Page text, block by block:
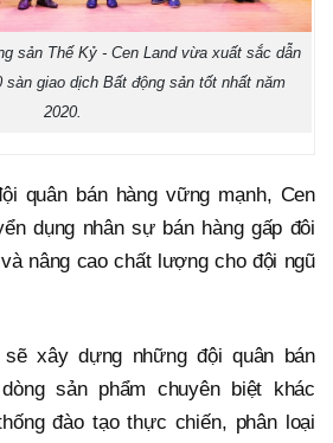
sản Thế Kỷ - Cen Land vừa xuất sắc dẫn
sàn giao dịch Bất động sản tốt nhất năm
2020.
quân bán hàng vững mạnh, Cen
dụng nhân sự bán hàng gấp đôi
nâng cao chất lượng cho đội ngũ
xây dựng những đội quân bán
sản phẩm chuyên biệt khác
đào tạo thực chiến, phân loại